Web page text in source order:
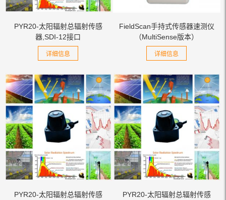
PYR20-太阳辐射总辐射传感
器,SDI-12接口
详细信息
FieldScan手持式传感器速测仪
（MultiSense版本）
详细信息
PYR20-太阳辐射总辐射传感
PYR20-太阳辐射总辐射传感